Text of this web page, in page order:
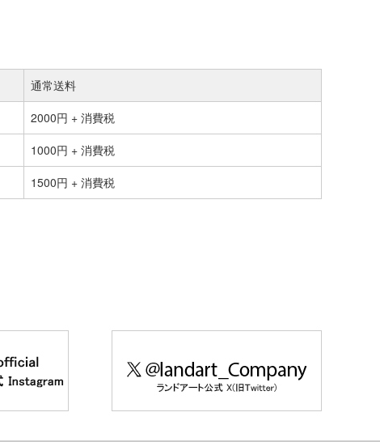
通常送料
2000円 + 消費税
1000円 + 消費税
1500円 + 消費税